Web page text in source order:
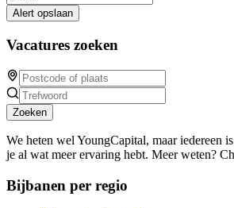
Alert opslaan
Vacatures zoeken
Zoeken
We heten wel YoungCapital, maar iedereen
je al wat meer ervaring hebt. Meer weten?
Bijbanen per regio